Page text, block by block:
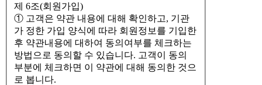
제 6조(회원가입)
① 고객은 약관 내용에 대해 확인하고, 기관
가 정한 가입 양식에 따라 회원정보를 기입한
후 약관내용에 대하여 동의여부를 체크하는
방법으로 동의할 수 있습니다. 고객이 동의
부분에 체크하면 이 약관에 대해 동의한 것으
로 봅니다.